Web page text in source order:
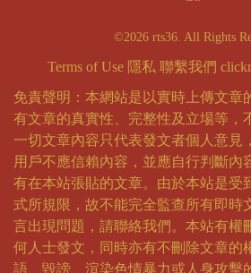
©2026 rts36. All Rights
Terms of Use 隱私 聯繫我們
免責聲明：本網站是以實時上傳文章
有文章的真實性、完整性及立場等，
一切文章內容只代表發文者個人意見
用戶不應信賴內容，並應自行判斷內
有在本站張貼的文章。由於本站是受
式所規限，故不能完全監查所有即時
言出現問題，請聯絡我們。本站有權
何人士發文，同時亦有不刪除文章的
語、毀謗、渲染色情暴力或人身攻擊